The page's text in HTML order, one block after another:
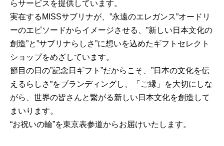
らサービスを提供しています。
実在するMISSサブリナが、”永遠のエレガンス”オードリ
ーのエピソードからイメージさせる、”新しい日本文化の
創造”と”サブリナらしさ”に想いを込めたギフトセレクト
ショップをめざしています。
節目の日の”記念日ギフト”だからこそ、”日本の文化を伝
えるらしさ”をブランディングし、「ご縁」を大切にしな
がら、世界の皆さんと繋がる新しい日本文化を創造して
まいります。
“お祝いの輪”を東京表参道からお届けいたします。